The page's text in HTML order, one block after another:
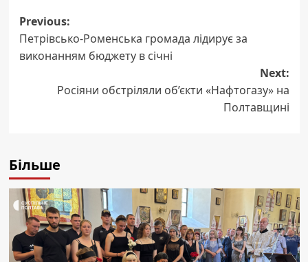
Post
navigation
Previous:
Петрівсько-Роменська громада лідирує за
виконанням бюджету в січні
Next:
Росіяни обстріляли об’єкти «Нафтогазу» на
Полтавщині
Більше